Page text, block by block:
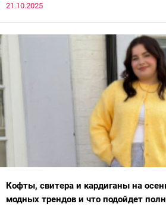
21.10.2025
Кофты, свитера и кардиганы на
модных трендов и что подойдет